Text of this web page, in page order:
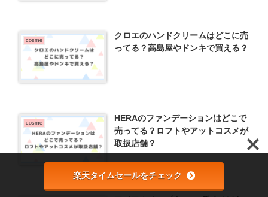
cosme
クロエのハンドクリームはどこに売
ってる？高島屋やドンキで買える？
cosme
HERAのファンデーションはどこで
売ってる？ロフトやアットコスメが
取扱店舗？
楽天タイムセールをチェック